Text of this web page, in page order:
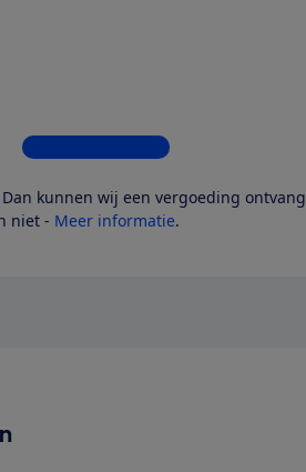
Bekijk alle 4 winkels
kunnen wij een vergoeding
niet - Meer informatie.